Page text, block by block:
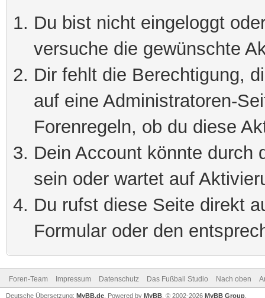
Du bist nicht eingeloggt
versuche die gewünschte
Dir fehlt die Berechtigung,
auf eine Administratoren-
Forenregeln, ob du diese
Dein Account könnte durch
sein oder wartet auf
Du rufst diese Seite direkt
Formular oder den
Foren-Team Impressum Datenschutz Das Fußball Studio Nach oben
Deutsche Übersetzung: MyBB.de , Powered by MyBB , © 2002-2026 MyBB Group